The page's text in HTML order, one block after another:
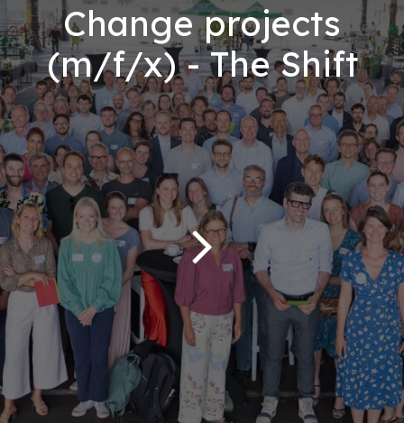
Change projects
(m/f/x) - The Shift